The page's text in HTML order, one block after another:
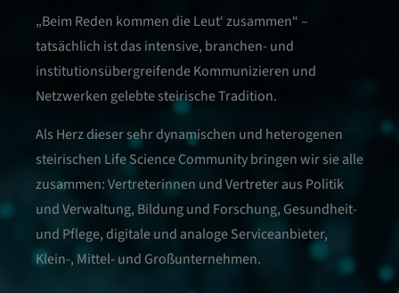
„Beim Reden kommen die Leut‘ zusammen“ –
tatsächlich ist das intensive, branchen- und
institutionsübergreifende Kommunizieren und
Netzwerken gelebte steirische Tradition.
Als Herz dieser sehr dynamischen und heterogenen
steirischen Life Science Community bringen wir sie alle
zusammen: Vertreterinnen und Vertreter aus Politik
und Verwaltung, Bildung und Forschung, Gesundheit-
und Pflege, digitale und analoge Serviceanbieter,
Klein-, Mittel- und Großunternehmen.